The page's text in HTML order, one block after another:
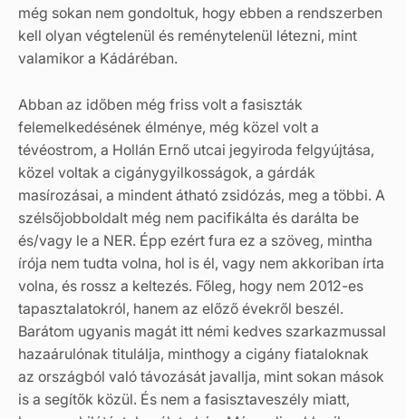
még sokan nem gondoltuk, hogy ebben a rendszerben
kell olyan végtelenül és reménytelenül létezni, mint
valamikor a Kádáréban.
Abban az időben még friss volt a fasiszták
felemelkedésének élménye, még közel volt a
tévéostrom, a Hollán Ernő utcai jegyiroda felgyújtása,
közel voltak a cigánygyilkosságok, a gárdák
masírozásai, a mindent átható zsidózás, meg a többi. A
szélsőjobboldalt még nem pacifikálta és darálta be
és/vagy le a NER. Épp ezért fura ez a szöveg, mintha
írója nem tudta volna, hol is él, vagy nem akkoriban írta
volna, és rossz a keltezés. Főleg, hogy nem 2012-es
tapasztalatokról, hanem az előző évekről beszél.
Barátom ugyanis magát itt némi kedves szarkazmussal
hazaárulónak titulálja, minthogy a cigány fiataloknak
az országból való távozását javallja, mint sokan mások
is a segítők közül. És nem a fasisztaveszély miatt,